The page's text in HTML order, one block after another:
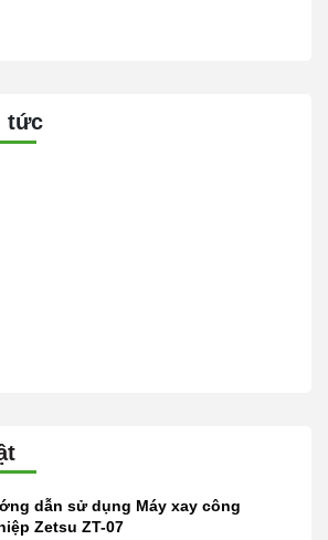
tức
dẫn sử dụng Máy xay công
Zetsu ZT-07